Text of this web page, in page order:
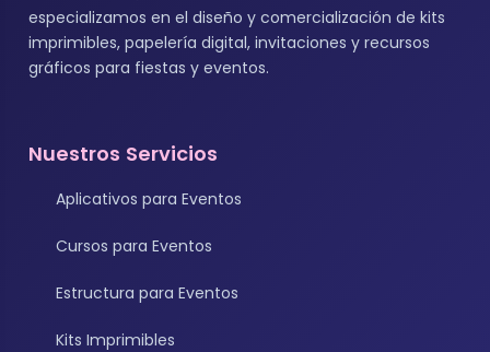
especializamos en el diseño y comercialización de kits
imprimibles, papelería digital, invitaciones y recursos
gráficos para fiestas y eventos.
Nuestros Servicios
Aplicativos para Eventos
Cursos para Eventos
Estructura para Eventos
Kits Imprimibles